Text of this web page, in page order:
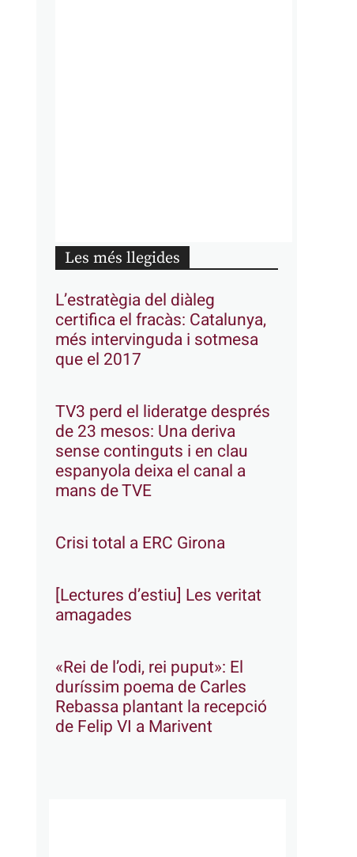
Les més llegides
L’estratègia del diàleg
certifica el fracàs: Catalunya,
més intervinguda i sotmesa
que el 2017
TV3 perd el lideratge després
de 23 mesos: Una deriva
sense continguts i en clau
espanyola deixa el canal a
mans de TVE
Crisi total a ERC Girona
[Lectures d’estiu] Les veritat
amagades
«Rei de l’odi, rei puput»: El
duríssim poema de Carles
Rebassa plantant la recepció
de Felip VI a Marivent